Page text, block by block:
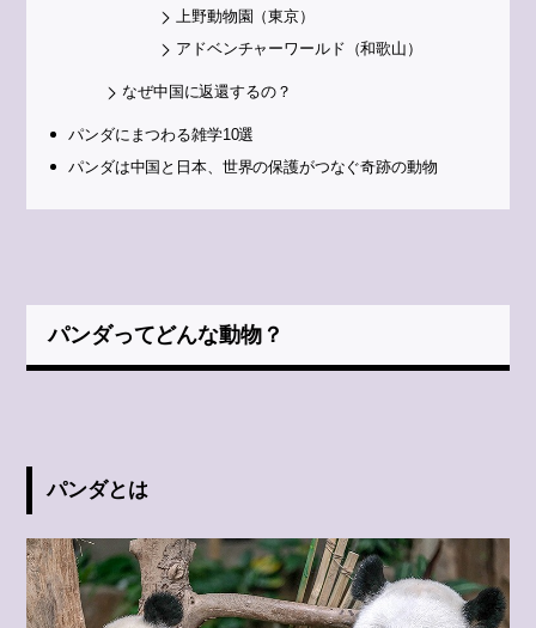
上野動物園（東京）
アドベンチャーワールド（和歌山）
なぜ中国に返還するの？
パンダにまつわる雑学10選
パンダは中国と日本、世界の保護がつなぐ奇跡の動物
パンダってどんな動物？
パンダとは